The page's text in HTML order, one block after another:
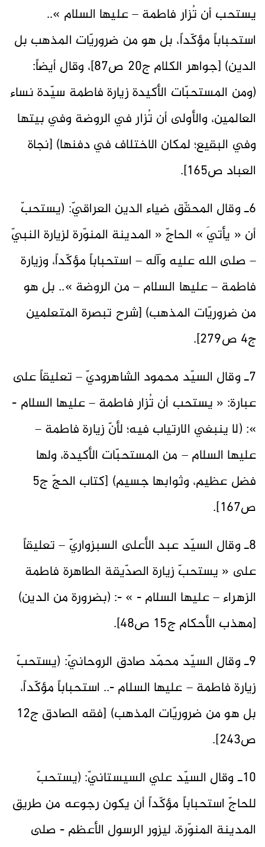
يستحب أن تُزار فاطمة – عليها السلام »..
استحباباً مؤكّداً، بل هو من ضروريّات المذهب بل
الدين) [جواهر الكلام ج20 ص87]، وقال أيضاً:
(ومن المستحبّات الأكيدة زيارة فاطمة سيّدة نساء
العالمين، والأولى أن تُزار في الروضة وفي بيتها
وفي البقيع؛ لمكان الاختلاف في دفنها) [نجاة
العباد ص165].
6ـ وقال المحقّق ضياء الدين العراقيّ: (يستحبّ
أن « يأتيَ » الحاجّ « المدينة المنوّرة لزيارة النبيّ
– صلى الله عليه وآله – استحباباً مؤكّداً، وزيارة
فاطمة – عليها السلام – من الروضة ».. بل هو
من ضروريّات المذهب) [شرح تبصرة المتعلمين
ج4 ص279].
7ـ وقال السيّد محمود الشاهروديّ – تعليقاً على
عبارة: « يستحب أن تُزار فاطمة – عليها السلام -
»: (لا ينبغي الارتياب فيه؛ لأنّ زيارة فاطمة –
عليها السلام – من المستحبّات الأكيدة، ولها
فضل عظيم، وثوابها جسيم) [كتاب الحجّ ج5
ص167].
8ـ وقال السيّد عبد الأعلى السبزواريّ – تعليقاً
على « يستحبّ زيارة الصدّيقة الطاهرة فاطمة
الزهراء – عليها السلام - » -: (بضرورة من الدين)
[مهذب الأحكام ج15 ص48].
9ـ وقال السيّد محمّد صادق الروحانيّ: (يستحبّ
زيارة فاطمة – عليها السلام -.. استحباباً مؤكّداً،
بل هو من ضروريّات المذهب) [فقه الصادق ج12
ص243].
10ـ وقال السيّد علي السيستانيّ: (يستحبّ
للحاجّ استحباباً مؤكّداً أن يكون رجوعه من طريق
المدينة المنوّرة، ليزور الرسول الأعظم - صلى